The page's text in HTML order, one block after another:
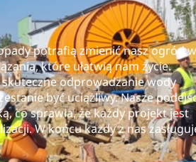
potrafią zmienić nasz ogród w
które ułatwią nam życie.
odprowadzanie wody
być uciążliwy. Nasze
co sprawia, że każdy projekt jest
W końcu każdy z nas